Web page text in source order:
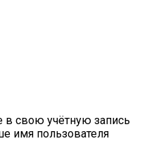
свою учётную запись
имя пользователя